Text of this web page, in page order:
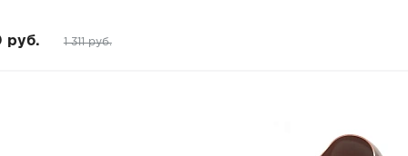
руб. 1 311 руб.